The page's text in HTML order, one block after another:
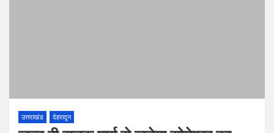
उत्तराखंड देहरादून